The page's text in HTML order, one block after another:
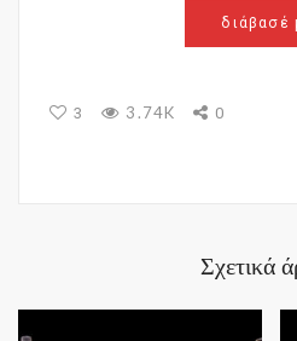
διάβασέ
3 3.74K 0
Σχετικά